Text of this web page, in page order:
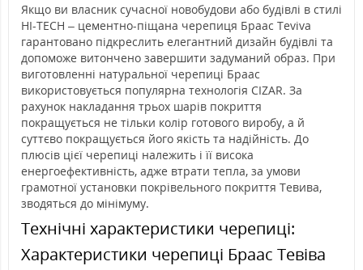
Якщо ви власник сучасної новобудови або будівлі в стилі
HI-TECH – цементно-піщана черепиця Браас Teviva
гарантовано підкреслить елегантний дизайн будівлі та
допоможе витончено завершити задуманий образ. При
виготовленні натуральної черепиці Браас
використовується популярна технологія CIZAR. За
рахунок накладання трьох шарів покриття
покращується не тільки колір готового виробу, а й
суттєво покращується його якість та надійність. До
плюсів цієї черепиці належить і її висока
енергоефективність, адже втрати тепла, за умови
грамотної установки покрівельного покриття Тевива,
зводяться до мінімуму.
Технічні характеристики черепиці:
Характеристики черепиці Браас Тевіва